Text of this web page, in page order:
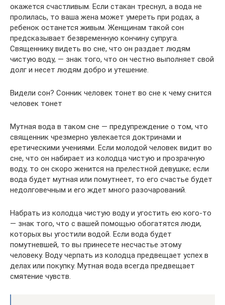
окажется счастливым. Если стакан треснул, а вода не
пролилась, то ваша жена может умереть при родах, а
ребенок останется живым. Женщинам такой сон
предсказывает безвременную кончину супруга.
Священнику видеть во сне, что он раздает людям
чистую воду, — знак того, что он честно выполняет свой
долг и несет людям добро и утешение.
Видели сон? Сонник человек тонет во сне к чему снится
человек тонет
Мутная вода в таком сне — предупреждение о том, что
священник чрезмерно увлекается доктринами и
еретическими учениями. Если молодой человек видит во
сне, что он набирает из колодца чистую и прозрачную
воду, то он скоро женится на прелестной девушке; если
вода будет мутная или помутнеет, то его счастье будет
недолговечным и его ждет много разочарований.
Набрать из колодца чистую воду и угостить ею кого-то
— знак того, что с вашей помощью обогатятся люди,
которых вы угостили водой. Если вода будет
помутневшей, то вы принесете несчастье этому
человеку. Воду черпать из колодца предвещает успех в
делах или покупку. Мутная вода всегда предвещает
смятение чувств.